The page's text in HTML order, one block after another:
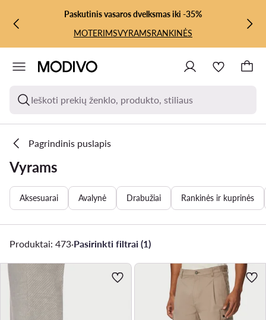
PEREITI PRIE PAGRINDINIO TURINIO
PEREITI Į PAIEŠKĄPaskutinis vasaros dvelksmas iki -35%
MOTERIMSVYRAMSRANKINĖS
Ieškoti prekių ženklo, produkto, stiliaus
Pagrindinis puslapis
Vyrams
Aksesuarai Avalynė Drabužiai Rankinės ir kuprinės
Produktai: 473·Pasirinkti filtrai (1)